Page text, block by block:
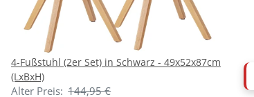
4-Fußstuhl (2er Set) in Schwarz - 49x52x87cm
(LxBxH)
Alter Preis: 144,95 €